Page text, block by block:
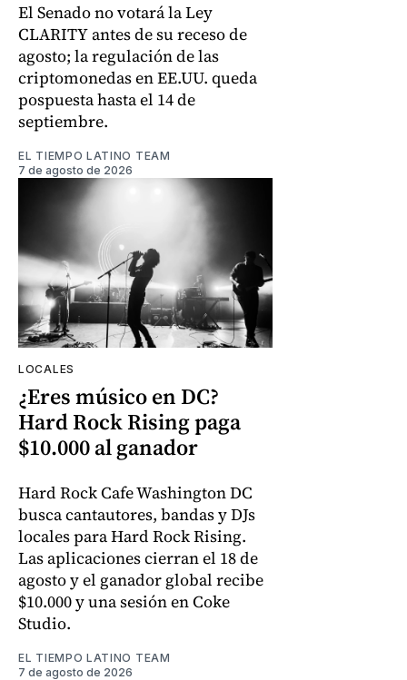
El Senado no votará la Ley
CLARITY antes de su receso de
agosto; la regulación de las
criptomonedas en EE.UU. queda
pospuesta hasta el 14 de
septiembre.
EL TIEMPO LATINO TEAM
7 de agosto de 2026
LOCALES
¿Eres músico en DC?
Hard Rock Rising paga
$10.000 al ganador
Hard Rock Cafe Washington DC
busca cantautores, bandas y DJs
locales para Hard Rock Rising.
Las aplicaciones cierran el 18 de
agosto y el ganador global recibe
$10.000 y una sesión en Coke
Studio.
EL TIEMPO LATINO TEAM
7 de agosto de 2026